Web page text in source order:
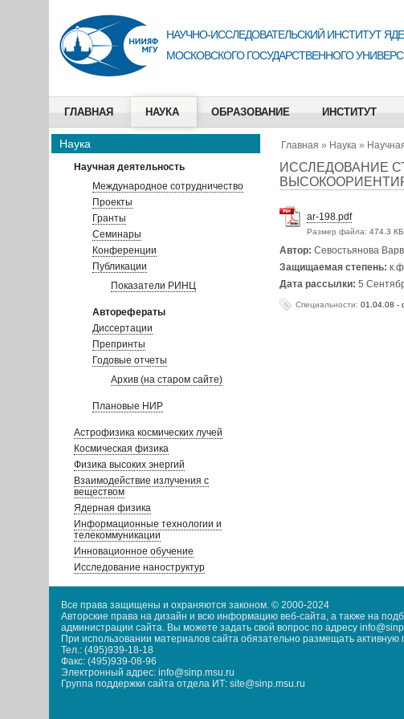
НАУЧНО-ИССЛЕДОВАТЕЛЬСКИЙ ИНСТИТУТ
МОСКОВСКОГО ГОСУДАРСТВЕННОГО
ГЛАВНАЯ НАУКА ОБРАЗОВАНИЕ ИНСТИТУТ
Наука
Научная деятельность
Международное сотрудничество
Проекты
Гранты
Семинары
Конференции
Публикации
Показатели РИНЦ
Авторефераты
Диссертации
Препринты
Годовые отчеты
Архив (на старом сайте)
Плановые НИР
Астрофизика космических лучей
Космическая физика
Физика высоких энергий
Взаимодействие излучения с
веществом
Ядерная физика
Информационные технологии и
телекоммуникации
Инновационное обучение
Исследование наноструктур
Главная » Наука»
ИССЛЕДОВАНИЕ
ar-198.pdf
Размер файла: 474.3
Автор: Севостьянова
Защищаемая степень:
Дата рассылки: 5
Специальности: 01.04.08 -
Все права защищены и охраняются законом. © 2000-2024
Авторские права на дизайн и всю информацию веб-сайта, а также на
администрации сайта. Вы можете задать свой вопрос по адресу
При использовании материалов сайта обязательно размещать активную
Тел.: (495)939-18-18
Факс: (495)939-08-96
Электронный адрес: info@sinp.msu.ru
Группа поддержки сайта отдела ИТ: site@sinp.msu.ru